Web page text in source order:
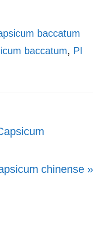
baccatum
baccatum, PI
chinense »